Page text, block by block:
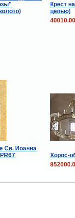
Крест
цепью)
Св. Иоанна
Хорос-